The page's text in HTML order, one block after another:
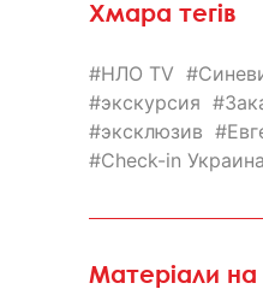
Хмара тегів
НЛО TV
экскурсия
эксклюзив
Check-in Украина
Матеріали